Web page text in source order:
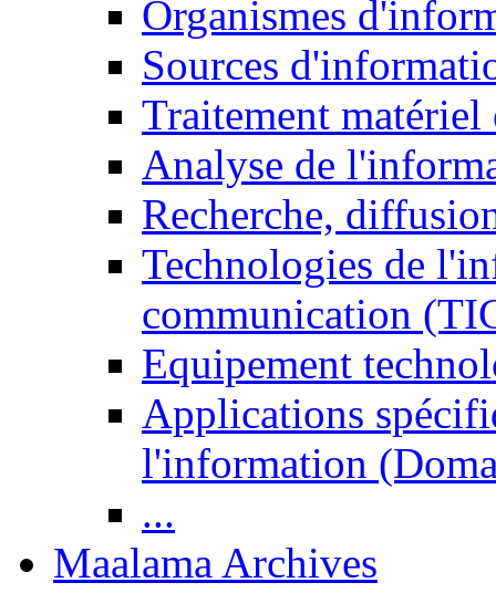
Organismes
Sources
Traitement matériel
Analyse de
Recherche,
Technologies de
communication
Equipement
Applications
l'information
...
Maalama Archives